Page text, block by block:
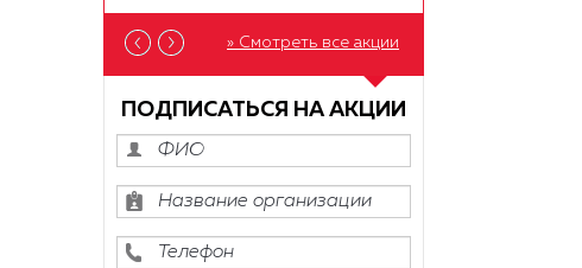
» Смотреть все акции
ПОДПИСАТЬСЯ НА АКЦИИ